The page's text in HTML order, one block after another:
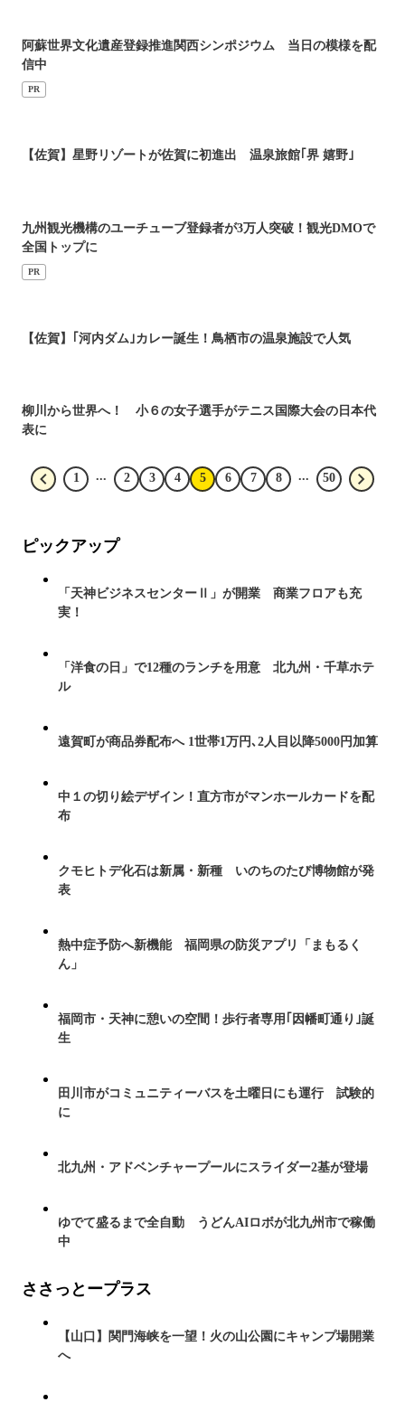
阿蘇世界文化遺産登録推進関西シンポジウム 当日の模様を配
信中
PR
【佐賀】星野リゾートが佐賀に初進出 温泉旅館｢界 嬉野｣
九州観光機構のユーチューブ登録者が3万人突破！観光DMOで
全国トップに
PR
【佐賀】｢河内ダム｣カレー誕生！鳥栖市の温泉施設で人気
柳川から世界へ！ 小６の女子選手がテニス国際大会の日本代
表に
1 ... 2 3 4 5 6 7 8 ... 50
ピックアップ
「天神ビジネスセンターⅡ」が開業 商業フロアも充
実！
「洋食の日」で12種のランチを用意 北九州・千草ホテ
ル
遠賀町が商品券配布へ 1世帯1万円､2人目以降5000円加算
中１の切り絵デザイン！直方市がマンホールカードを配
布
クモヒトデ化石は新属・新種 いのちのたび博物館が発
表
熱中症予防へ新機能 福岡県の防災アプリ「まもるく
ん」
福岡市・天神に憩いの空間！歩行者専用｢因幡町通り｣誕
生
田川市がコミュニティーバスを土曜日にも運行 試験的
に
北九州・アドベンチャープールにスライダー2基が登場
ゆでて盛るまで全自動 うどんAIロボが北九州市で稼働
中
ささっとープラス
【山口】関門海峡を一望！火の山公園にキャンプ場開業
へ